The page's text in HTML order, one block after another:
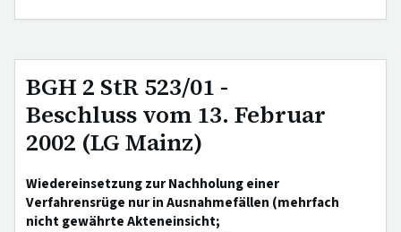
BGH 2 StR 523/01 -
Beschluss vom 13. Februar
2002 (LG Mainz)
Wiedereinsetzung zur Nachholung einer
Verfahrensrüge nur in Ausnahmefällen (mehrfach
nicht gewährte Akteneinsicht;